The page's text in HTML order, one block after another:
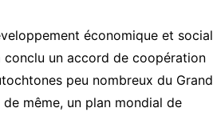
économique et social
un accord de coopération
peu nombreux du Grand
même, un plan mondial de